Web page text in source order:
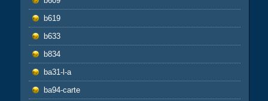
b619
b633
b834
ba31-l-a
ba94-carte